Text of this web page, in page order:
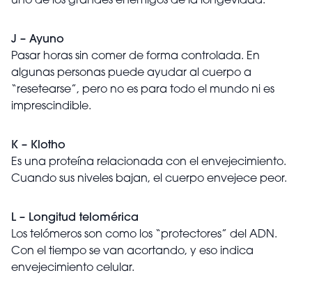
J – Ayuno
Pasar horas sin comer de forma controlada. En
algunas personas puede ayudar al cuerpo a
“resetearse”, pero no es para todo el mundo ni es
imprescindible.
K – Klotho
Es una proteína relacionada con el envejecimiento.
Cuando sus niveles bajan, el cuerpo envejece peor.
L – Longitud telomérica
Los telómeros son como los “protectores” del ADN.
Con el tiempo se van acortando, y eso indica
envejecimiento celular.